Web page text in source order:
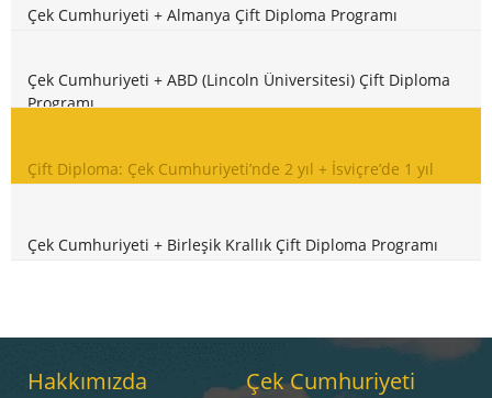
Çek Cumhuriyeti + Almanya Çift Diploma Programı
Çek Cumhuriyeti + ABD (Lincoln Üniversitesi) Çift Diploma
Programı
Çift Diploma: Çek Cumhuriyeti’nde 2 yıl + İsviçre’de 1 yıl
Çek Cumhuriyeti + Birleşik Krallık Çift Diploma Programı
Hakkımızda Çek Cumhuriyeti